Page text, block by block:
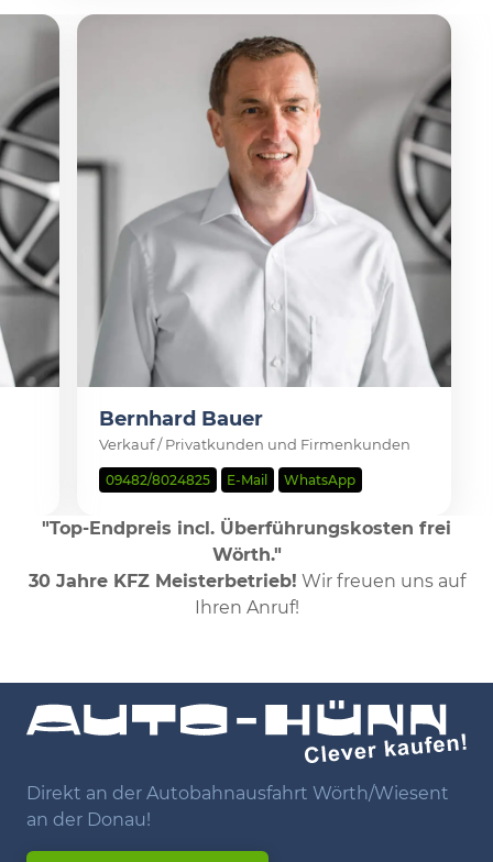
Bernhard Bauer
Verkauf / Privatkunden und Firmenkunden
09482/8024825 E-Mail WhatsApp
"Top-Endpreis incl. Überführungskosten frei
Wörth."
30 Jahre KFZ Meisterbetrieb! Wir freuen uns auf
Ihren Anruf!
Direkt an der Autobahnausfahrt Wörth/Wiesent
an der Donau!